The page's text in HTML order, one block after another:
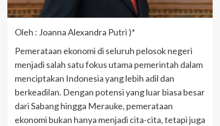
Oleh : Joanna Alexandra Putri )*
Pemerataan ekonomi di seluruh pelosok negeri
menjadi salah satu fokus utama pemerintah dalam
menciptakan Indonesia yang lebih adil dan
berkeadilan. Dengan potensi yang luar biasa besar
dari Sabang hingga Merauke, pemerataan
ekonomi bukan hanya menjadi cita-cita, tetapi juga